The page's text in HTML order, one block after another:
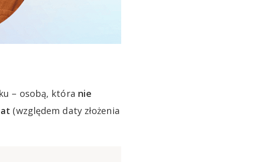
– osobą, która nie
(względem daty złożenia